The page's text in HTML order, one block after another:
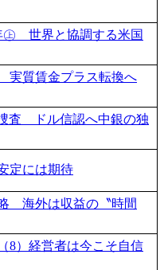
㊤ 世界と協調する米国
実質賃金プラス転換へ
査 ドル信認へ中銀の独
定には期待
海外は収益の〝時間
8）経営者は今こそ自信